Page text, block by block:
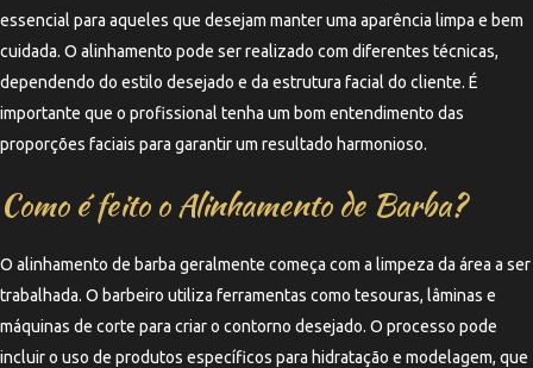
essencial para aqueles que desejam manter uma aparência limpa e bem
cuidada. O alinhamento pode ser realizado com diferentes técnicas,
dependendo do estilo desejado e da estrutura facial do cliente. É
importante que o profissional tenha um bom entendimento das
proporções faciais para garantir um resultado harmonioso.
Como é feito o Alinhamento de Barba?
O alinhamento de barba geralmente começa com a limpeza da área a ser
trabalhada. O barbeiro utiliza ferramentas como tesouras, lâminas e
máquinas de corte para criar o contorno desejado. O processo pode
incluir o uso de produtos específicos para hidratação e modelagem, que